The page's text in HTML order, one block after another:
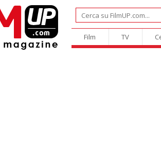
Film TV